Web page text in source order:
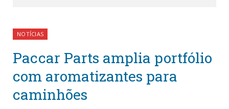
NOTÍCIAS
Paccar Parts amplia portfólio
com aromatizantes para
caminhões